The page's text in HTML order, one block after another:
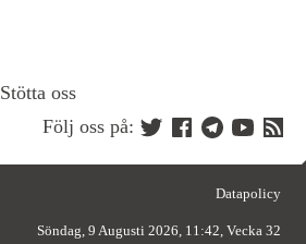
Stötta oss
Följ oss på:
Datapolicy
Söndag, 9 Augusti 2026, 11:42, Vecka 32